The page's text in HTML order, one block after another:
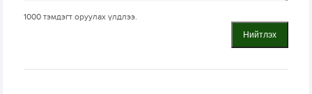
1000 тэмдэгт оруулах үлдлээ.
Нийтлэх